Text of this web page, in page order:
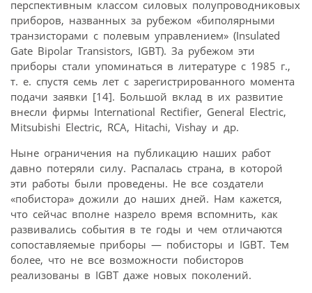
перспективным классом силовых полупроводниковых
приборов, названных за рубежом «биполярными
транзисторами с полевым управлением» (Insulated
Gate Bipolar Transistors, IGBT). За рубежом эти
приборы стали упоминаться в литературе с 1985 г.,
т. е. спустя семь лет с зарегистрированного момента
подачи заявки [14]. Большой вклад в их развитие
внесли фирмы International Rectifier, General Electric,
Mitsubishi Electric, RCA, Hitachi, Vishay и др.
Ныне ограничения на публикацию наших работ
давно потеряли силу. Распалась страна, в которой
эти работы были проведены. Не все создатели
«побистора» дожили до наших дней. Нам кажется,
что сейчас вполне назрело время вспомнить, как
развивались события в те годы и чем отличаются
сопоставляемые приборы — побисторы и IGBT. Тем
более, что не все возможности побисторов
реализованы в IGBT даже новых поколений.